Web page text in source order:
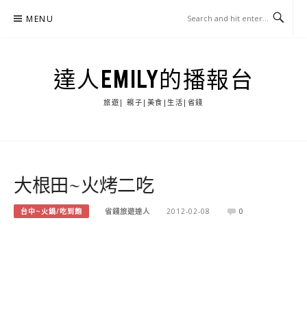
MENU
達人EMILY的播報台
旅遊| 親子|美食|生活|省錢
大根田~火烤二吃
台中~火鍋/吃到飽 省錢旅遊達人 2012-02-08 0